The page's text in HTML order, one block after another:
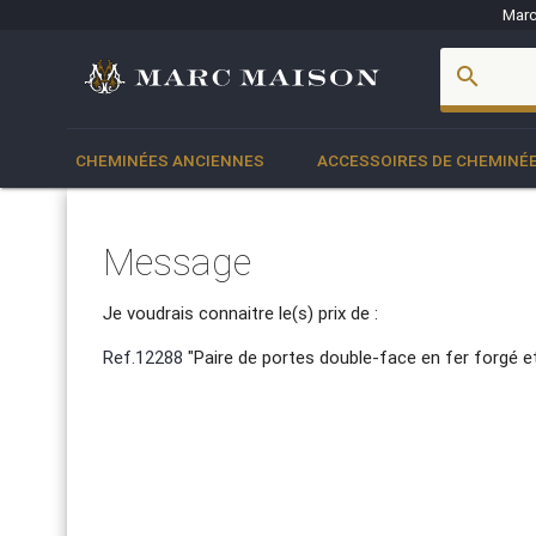
search
CHEMINÉES ANCIENNES ACCESSOIRES DE CHEMINÉE
Message
Je voudrais connaitre le(s) prix de :
Ref.12288 "Paire de portes double-face en fer forgé